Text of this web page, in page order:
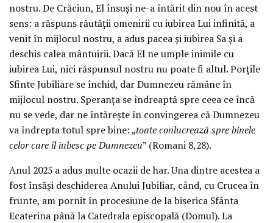
nostru. De Crăciun, El însuși ne-a întărit din nou în acest
sens: a răspuns răutății omenirii cu iubirea Lui infinită, a
venit în mijlocul nostru, a adus pacea și iubirea Sa și a
deschis calea mântuirii. Dacă El ne umple inimile cu
iubirea Lui, nici răspunsul nostru nu poate fi altul. Porțile
Sfinte Jubiliare se închid, dar Dumnezeu rămâne în
mijlocul nostru. Speranța se îndreaptă spre ceea ce încă
nu se vede, dar ne întărește în convingerea că Dumnezeu
va îndrepta totul spre bine: „toate conlucrează spre binele
celor care îl iubesc pe Dumnezeu” (Romani 8,28).
Anul 2025 a adus multe ocazii de har. Una dintre acestea a
fost însăși deschiderea Anului Jubiliar, când, cu Crucea în
frunte, am pornit în procesiune de la biserica Sfânta
Ecaterina până la Catedrala episcopală (Domul). La